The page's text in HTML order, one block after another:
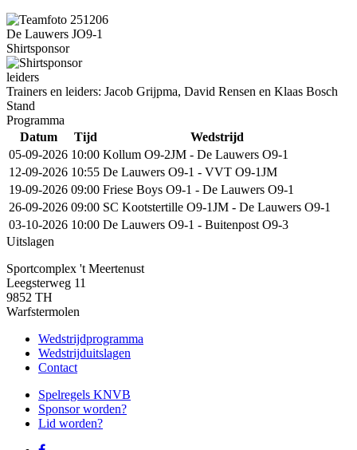
De Lauwers JO9-1
Shirtsponsor
leiders
Trainers en leiders: Jacob Grijpma, David Rensen en Klaas Bosch
Stand
Programma
Datum
Tijd
Wedstrijd
05-09-2026 10:00 Kollum O9-2JM - De Lauwers O9-1
12-09-2026 10:55 De Lauwers O9-1 - VVT O9-1JM
19-09-2026 09:00 Friese Boys O9-1 - De Lauwers O9-1
26-09-2026 09:00 SC Kootstertille O9-1JM - De Lauwers O9-1
03-10-2026 10:00 De Lauwers O9-1 - Buitenpost O9-3
Uitslagen
Sportcomplex 't Meertenust
Leegsterweg 11
9852 TH
Warfstermolen
Wedstrijdprogramma
Wedstrijduitslagen
Contact
Spelregels KNVB
Sponsor worden?
Lid worden?